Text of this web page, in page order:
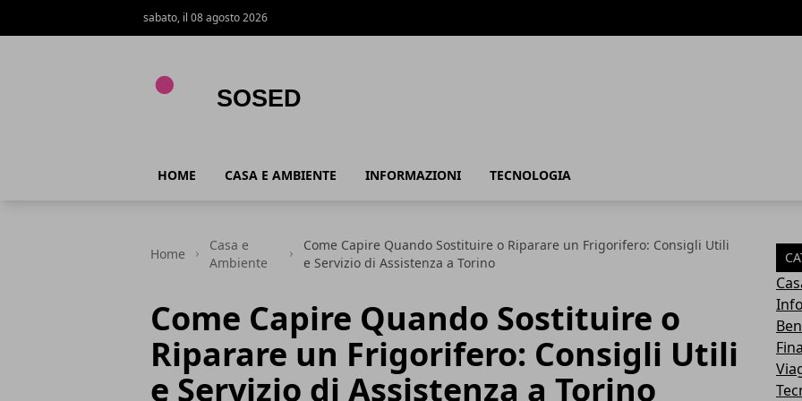
sabato, il 08 agosto 2026
HOME CASA E AMBIENTE INFORMAZIONI TECNOLOGIA
Home
Casa e
Ambiente
Come Capire Quando Sostituire o Riparare un Frigorifero: Consigli Utili
e Servizio di Assistenza a Torino
Come Capire Quando Sostituire o
Riparare un Frigorifero: Consigli Utili
e Servizio di Assistenza a Torino